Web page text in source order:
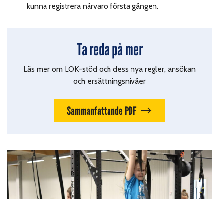
kunna registrera närvaro första gången.
Ta reda på mer
Läs mer om LOK-stöd och dess nya regler, ansökan
och ersättningsnivåer
Sammanfattande PDF